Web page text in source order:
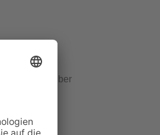
Mieters über